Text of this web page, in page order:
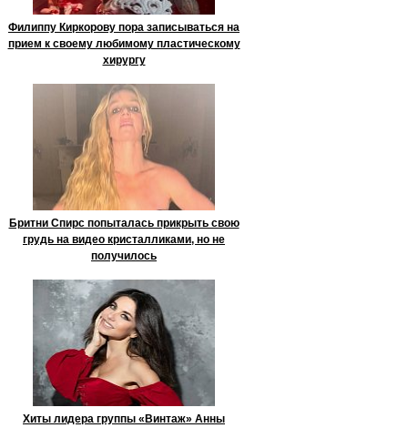
Филиппу Киркорову пора записываться на
прием к своему любимому пластическому
хирургу
Бритни Спирс попыталась прикрыть свою
грудь на видео кристалликами, но не
получилось
Хиты лидера группы «Винтаж» Анны